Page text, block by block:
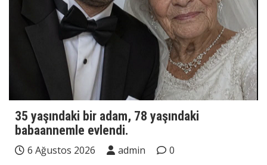
35 yaşındaki bir adam, 78 yaşındaki
babaannemle evlendi.
6 Ağustos 2026 admin
0